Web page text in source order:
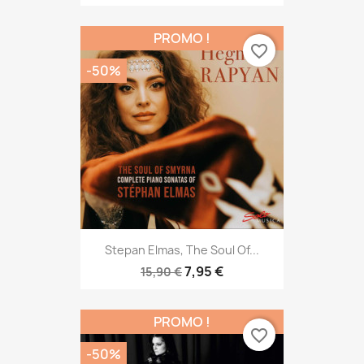
Stepan Elmas, The Soul Of...
15,90 €7,95 €
PROMO !
-50%
favorite_border
PROMO !
-50%
favorite_border